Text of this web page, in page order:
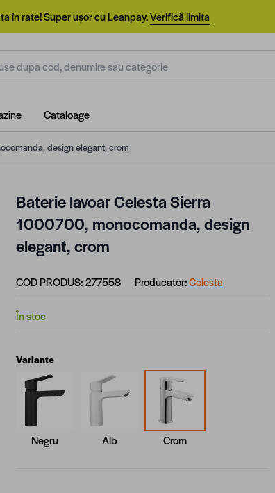
în rate! Super ușor cu Leanpay.Verifică limita
Cataloage
design elegant, crom
Baterie lavoar Celesta Sierra
1000700, monocomanda, design
elegant, crom
COD PRODUS:277558 Producator:Celesta
În stoc
Variante
Negru Alb Crom